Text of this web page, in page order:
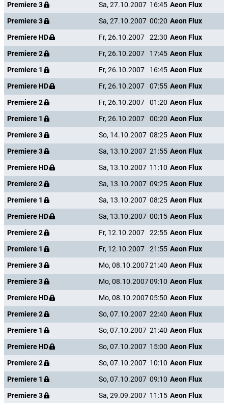
Premiere 3
Sa, 27.10.2007 16:45 Aeon Flux
Premiere 3
Sa, 27.10.2007 00:20 Aeon Flux
Premiere HD
Fr, 26.10.2007 22:30 Aeon Flux
Premiere 2
Fr, 26.10.2007 17:45 Aeon Flux
Premiere 1
Fr, 26.10.2007 16:45 Aeon Flux
Premiere HD
Fr, 26.10.2007 07:55 Aeon Flux
Premiere 2
Fr, 26.10.2007 01:20 Aeon Flux
Premiere 1
Fr, 26.10.2007 00:20 Aeon Flux
Premiere 3
So, 14.10.2007 08:25 Aeon Flux
Premiere 3
Sa, 13.10.2007 21:55 Aeon Flux
Premiere HD
Sa, 13.10.2007 11:10 Aeon Flux
Premiere 2
Sa, 13.10.2007 09:25 Aeon Flux
Premiere 1
Sa, 13.10.2007 08:25 Aeon Flux
Premiere HD
Sa, 13.10.2007 00:15 Aeon Flux
Premiere 2
Fr, 12.10.2007 22:55 Aeon Flux
Premiere 1
Fr, 12.10.2007 21:55 Aeon Flux
Premiere 3
Mo, 08.10.200721:40 Aeon Flux
Premiere 3
Mo, 08.10.200709:10 Aeon Flux
Premiere HD
Mo, 08.10.200705:50 Aeon Flux
Premiere 2
So, 07.10.2007 22:40 Aeon Flux
Premiere 1
So, 07.10.2007 21:40 Aeon Flux
Premiere HD
So, 07.10.2007 15:00 Aeon Flux
Premiere 2
So, 07.10.2007 10:10 Aeon Flux
Premiere 1
So, 07.10.2007 09:10 Aeon Flux
Premiere 3
Sa, 29.09.2007 11:15 Aeon Flux